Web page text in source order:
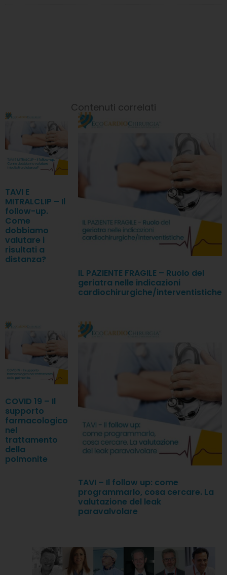
Contenuti correlati
TAVI E
MITRALCLIP – Il
follow-up.
Come
dobbiamo
valutare i
risultati a
distanza?
IL PAZIENTE FRAGILE – Ruolo del
geriatra nelle indicazioni
cardiochirurgiche/interventistiche
COVID 19 – Il
supporto
farmacologico
nel
trattamento
della
polmonite
TAVI – Il follow up: come
programmarlo, cosa cercare. La
valutazione del leak
paravalvolare